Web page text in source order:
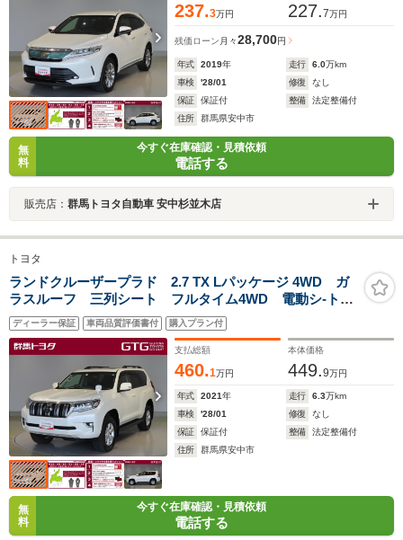
237.3万円 227.7万円
残価ローン 月々28,700円
年式 2019年 走行 6.0万km
車検
'28/01 修復
なし
保証
保証付 整備
法定整備付
住所
群馬県安中市
無
料
今すぐ在庫確認・見積依頼
電話する
販売店： 群馬トヨタ自動車 安中杉並木店
トヨタ
ランドクルーザープラド 2.7 TX Lパッケージ 4WD ガ
ラスルーフ 三列シート フルタイム4WD 電動シ-ト
整備記録簿 横滑り防止システム LEDランプ ETC付
き アルミ DVD再生機能 1オ-ナ- キーレスエントリ
ー オートエアコン レザー ABS
ディーラー保証 車両品質評価書付 購入プラン付
支払総額
460.1万円
本体価格
449.9万円
年式 2021年 走行 6.3万km
車検
'28/01 修復
なし
保証
保証付 整備
法定整備付
住所
群馬県安中市
無
料
今すぐ在庫確認・見積依頼
電話する